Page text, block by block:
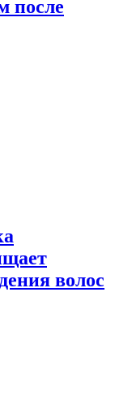
после
волос